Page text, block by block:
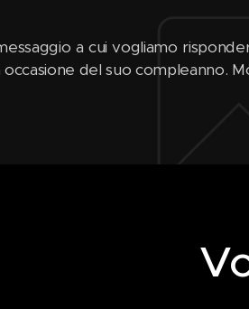
a cui vogliamo
occasione del suo compleanno.